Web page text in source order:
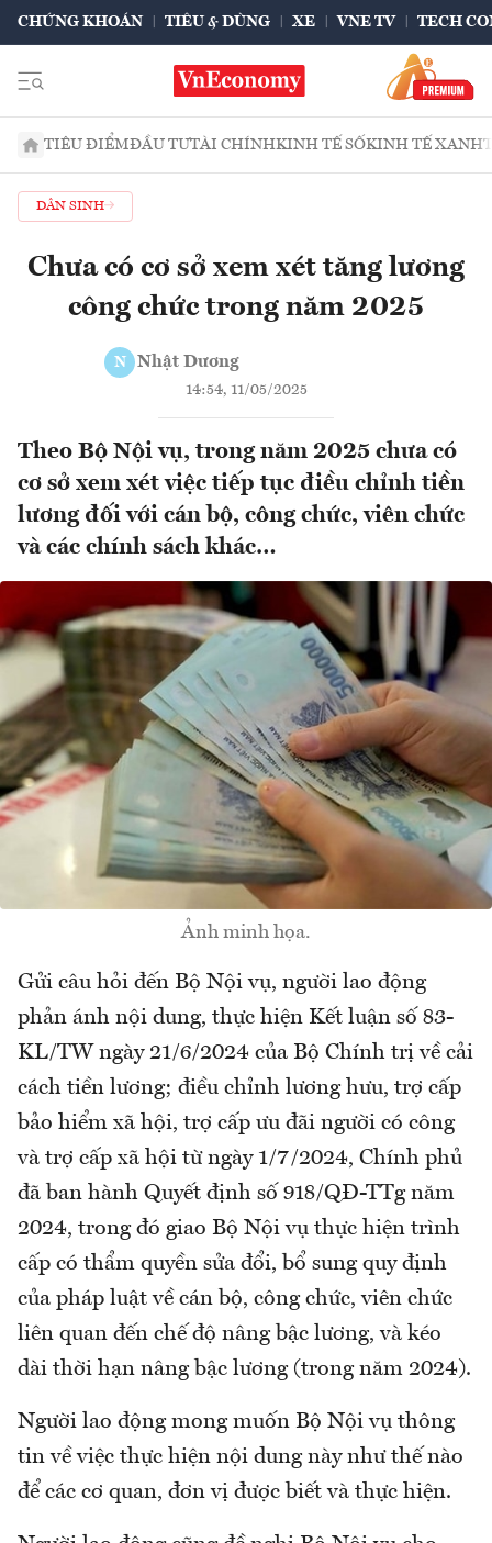
CHỨNG KHOÁN TIÊU & DÙNG XE VNE TV TECH
TIÊU ĐIỂMĐẦU TƯTÀI CHÍNHKINH TẾ SỐKINH TẾ XANH
DÂN SINH
Chưa có cơ sở xem xét tăng lương
công chức trong năm 2025
N Nhật Dương
14:54, 11/05/2025
Theo Bộ Nội vụ, trong năm 2025 chưa có
cơ sở xem xét việc tiếp tục điều chỉnh tiền
lương đối với cán bộ, công chức, viên chức
và các chính sách khác…
Ảnh minh họa.
Gửi câu hỏi đến Bộ Nội vụ, người lao động
phản ánh nội dung, thực hiện Kết luận số 83-
KL/TW ngày 21/6/2024 của Bộ Chính trị về cải
cách tiền lương; điều chỉnh lương hưu, trợ cấp
bảo hiểm xã hội, trợ cấp ưu đãi người có công
và trợ cấp xã hội từ ngày 1/7/2024, Chính phủ
đã ban hành Quyết định số 918/QĐ-TTg năm
2024, trong đó giao Bộ Nội vụ thực hiện trình
cấp có thẩm quyền sửa đổi, bổ sung quy định
của pháp luật về cán bộ, công chức, viên chức
liên quan đến chế độ nâng bậc lương, và kéo
dài thời hạn nâng bậc lương (trong năm 2024).
Người lao động mong muốn Bộ Nội vụ thông
tin về việc thực hiện nội dung này như thế nào
để các cơ quan, đơn vị được biết và thực hiện.